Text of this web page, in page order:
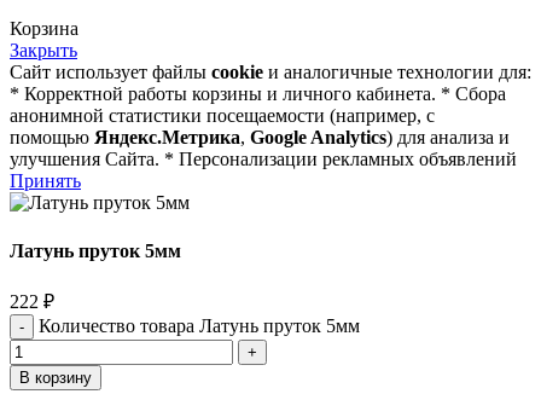
Корзина
Закрыть
Сайт использует файлы cookie и аналогичные технологии для:
* Корректной работы корзины и личного кабинета. * Сбора
анонимной статистики посещаемости (например, с
помощью Яндекс.Метрика, Google Analytics) для анализа и
улучшения Сайта. * Персонализации рекламных объявлений
Принять
Латунь пруток 5мм
222 ₽
Количество товара Латунь пруток 5мм
В корзину